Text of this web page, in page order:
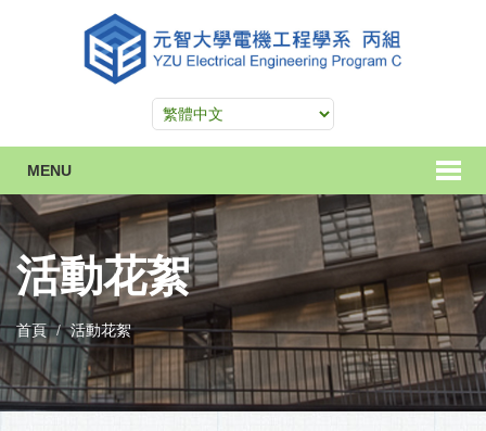
MENU
活動花絮
首頁 活動花絮